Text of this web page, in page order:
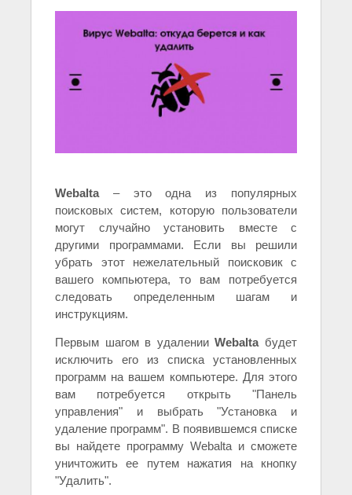
Webalta– это одна из популярных
поисковых систем, которую пользователи
могут случайно установить вместе с
другими программами. Если вы решили
убрать этот нежелательный поисковик с
вашего компьютера, то вам потребуется
следовать определенным шагам и
инструкциям.
Первым шагом в удаленииWebaltaбудет
исключить его из списка установленных
программ на вашем компьютере. Для этого
вам потребуется открыть "Панель
управления" и выбрать "Установка и
удаление программ". В появившемся списке
вы найдете программу Webalta и сможете
уничтожить ее путем нажатия на кнопку
"Удалить".